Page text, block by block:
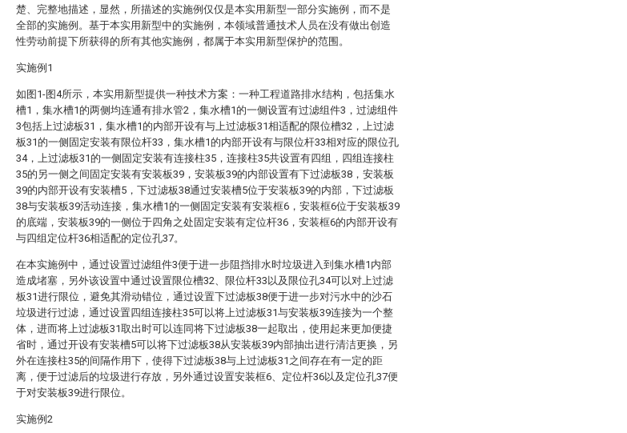
楚、完整地描述，显然，所描述的实施例仅仅是本实用新型一部分实施例，而不是
全部的实施例。基于本实用新型中的实施例，本领域普通技术人员在没有做出创造
性劳动前提下所获得的所有其他实施例，都属于本实用新型保护的范围。
实施例1
如图1-图4所示，本实用新型提供一种技术方案：一种工程道路排水结构，包括集水
槽1，集水槽1的两侧均连通有排水管2，集水槽1的一侧设置有过滤组件3，过滤组件
3包括上过滤板31，集水槽1的内部开设有与上过滤板31相适配的限位槽32，上过滤
板31的一侧固定安装有限位杆33，集水槽1的内部开设有与限位杆33相对应的限位孔
34，上过滤板31的一侧固定安装有连接柱35，连接柱35共设置有四组，四组连接柱
35的另一侧之间固定安装有安装板39，安装板39的内部设置有下过滤板38，安装板
39的内部开设有安装槽5，下过滤板38通过安装槽5位于安装板39的内部，下过滤板
38与安装板39活动连接，集水槽1的一侧固定安装有安装框6，安装框6位于安装板39
的底端，安装板39的一侧位于四角之处固定安装有定位杆36，安装框6的内部开设有
与四组定位杆36相适配的定位孔37。
在本实施例中，通过设置过滤组件3便于进一步阻挡排水时垃圾进入到集水槽1内部
造成堵塞，另外该设置中通过设置限位槽32、限位杆33以及限位孔34可以对上过滤
板31进行限位，避免其滑动错位，通过设置下过滤板38便于进一步对污水中的沙石
垃圾进行过滤，通过设置四组连接柱35可以将上过滤板31与安装板39连接为一个整
体，进而将上过滤板31取出时可以连同将下过滤板38一起取出，使用起来更加便捷
省时，通过开设有安装槽5可以将下过滤板38从安装板39内部抽出进行清洁更换，另
外在连接柱35的间隔作用下，使得下过滤板38与上过滤板31之间存在有一定的距
离，便于过滤后的垃圾进行存放，另外通过设置安装框6、定位杆36以及定位孔37便
于对安装板39进行限位。
实施例2